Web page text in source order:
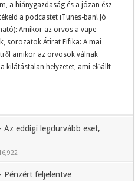
a hiánygazdaság és a józan ész
a podcastet iTunes-ban! Jó
Amikor az orvos a vape
sorozatok Átirat Fifika: A mai
amikor az orvosok válnak
kilátástalan helyzetet, ami előállt
Az eddigi legdurvább eset,
Pénzért feljelentve